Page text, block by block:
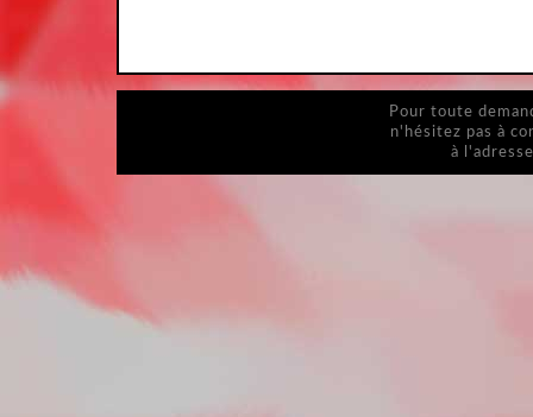
Pour toute
n'hésitez pas à
à